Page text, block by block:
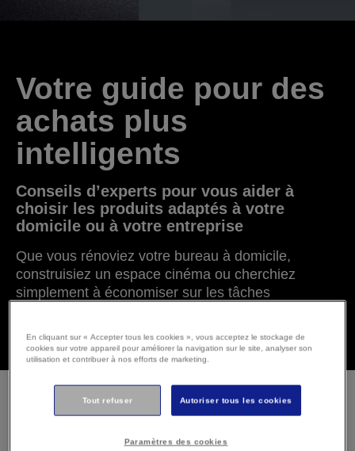
Votre guide pour des
achats plus
intelligents
Conseils d’experts pour vous aider à
choisir les produits adaptés à votre
domicile ou à votre entreprise
Que vous rénoviez votre bureau à domicile,
construisiez un espace cinéma ou cherchiez
simplement à économiser sur les tâches
Découvrez nos derniers
En cliquant sur « Accepter tous les cookies », vous acceptez le stockage de
cookies sur votre appareil pour améliorer la navigation sur le site, analyser son
utilisation et contribuer à nos efforts de marketing.
Tout refuser Autoriser tous les cookies
Paramètres des cookies